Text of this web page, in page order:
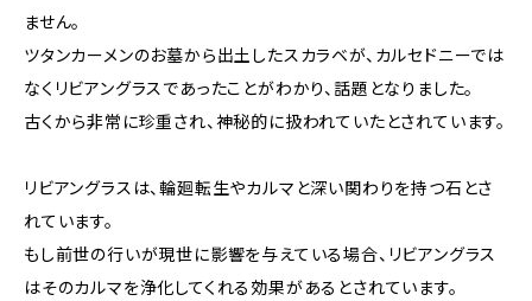
ません。
ツタンカーメンのお墓から出土したスカラベが、カルセドニーでは
なくリビアングラスであったことがわかり、話題となりました。
古くから非常に珍重され、神秘的に扱われていたとされています。
リビアングラスは、輪廻転生やカルマと深い関わりを持つ石とさ
れています。
もし前世の行いが現世に影響を与えている場合、リビアングラス
はそのカルマを浄化してくれる効果があるとされています。